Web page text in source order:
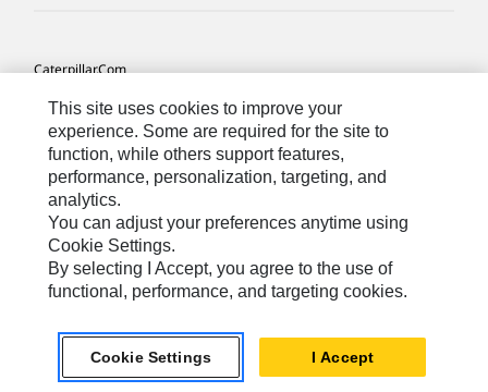
Caterpillar.com
Связаться С Caterpillar
Карта Сайта
Cookie Settings
Юридическая Информация
Конфиденциальность Личных Данных
CIS - Russian© 2026 Caterpillar. Все права сохранены.
This site uses cookies to improve your
experience. Some are required for the site to
function, while others support features,
performance, personalization, targeting, and
analytics.
You can adjust your preferences anytime using
Cookie Settings.
By selecting I Accept, you agree to the use of
functional, performance, and targeting cookies.
Cookie Settings I Accept